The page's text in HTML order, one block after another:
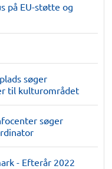
på EU-støtte og
søger
til kulturområdet
søger
- Efterår 2022